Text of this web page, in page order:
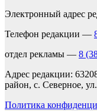
Электронный адрес
Телефон редакции —
отдел рекламы — 8
Адрес редакции:
район, с. Северное,
Политика